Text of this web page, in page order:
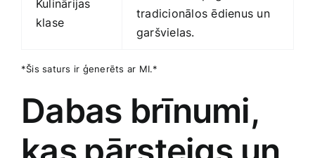
Kulinārijas
klase
tradicionālos ēdienus‌ un
garšvielas.
*Šis saturs ir ģenerēts⁣ ar‍ MI.*
Dabas brīnumi,